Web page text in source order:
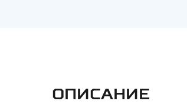
ОПИСАНИЕ